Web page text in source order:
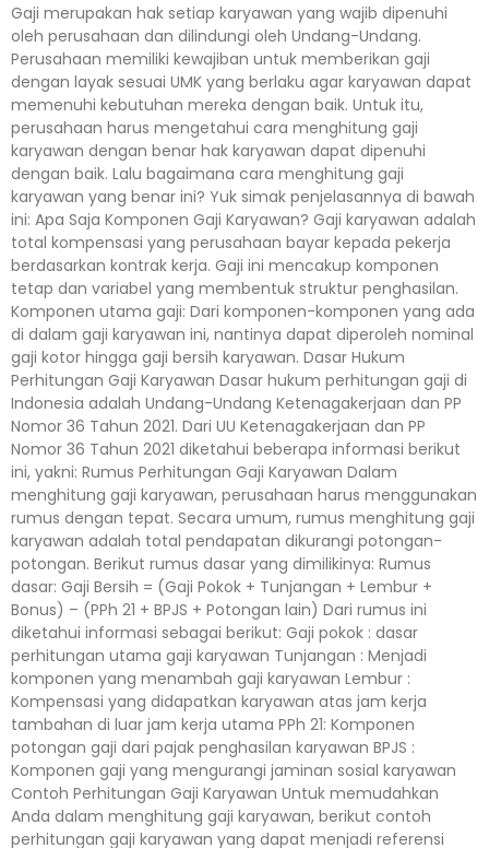
Gaji merupakan hak setiap karyawan yang wajib dipenuhi
oleh perusahaan dan dilindungi oleh Undang-Undang.
Perusahaan memiliki kewajiban untuk memberikan gaji
dengan layak sesuai UMK yang berlaku agar karyawan dapat
memenuhi kebutuhan mereka dengan baik. Untuk itu,
perusahaan harus mengetahui cara menghitung gaji
karyawan dengan benar hak karyawan dapat dipenuhi
dengan baik. Lalu bagaimana cara menghitung gaji
karyawan yang benar ini? Yuk simak penjelasannya di bawah
ini: Apa Saja Komponen Gaji Karyawan? Gaji karyawan adalah
total kompensasi yang perusahaan bayar kepada pekerja
berdasarkan kontrak kerja. Gaji ini mencakup komponen
tetap dan variabel yang membentuk struktur penghasilan.
Komponen utama gaji: Dari komponen-komponen yang ada
di dalam gaji karyawan ini, nantinya dapat diperoleh nominal
gaji kotor hingga gaji bersih karyawan. Dasar Hukum
Perhitungan Gaji Karyawan Dasar hukum perhitungan gaji di
Indonesia adalah Undang-Undang Ketenagakerjaan dan PP
Nomor 36 Tahun 2021. Dari UU Ketenagakerjaan dan PP
Nomor 36 Tahun 2021 diketahui beberapa informasi berikut
ini, yakni: Rumus Perhitungan Gaji Karyawan Dalam
menghitung gaji karyawan, perusahaan harus menggunakan
rumus dengan tepat. Secara umum, rumus menghitung gaji
karyawan adalah total pendapatan dikurangi potongan-
potongan. Berikut rumus dasar yang dimilikinya: Rumus
dasar: Gaji Bersih = (Gaji Pokok + Tunjangan + Lembur +
Bonus) – (PPh 21 + BPJS + Potongan lain) Dari rumus ini
diketahui informasi sebagai berikut: Gaji pokok : dasar
perhitungan utama gaji karyawan Tunjangan : Menjadi
komponen yang menambah gaji karyawan Lembur :
Kompensasi yang didapatkan karyawan atas jam kerja
tambahan di luar jam kerja utama PPh 21: Komponen
potongan gaji dari pajak penghasilan karyawan BPJS :
Komponen gaji yang mengurangi jaminan sosial karyawan
Contoh Perhitungan Gaji Karyawan Untuk memudahkan
Anda dalam menghitung gaji karyawan, berikut contoh
perhitungan gaji karyawan yang dapat menjadi referensi